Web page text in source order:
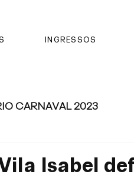
INGRESSOS
CARNAVAL 2023
Isabel